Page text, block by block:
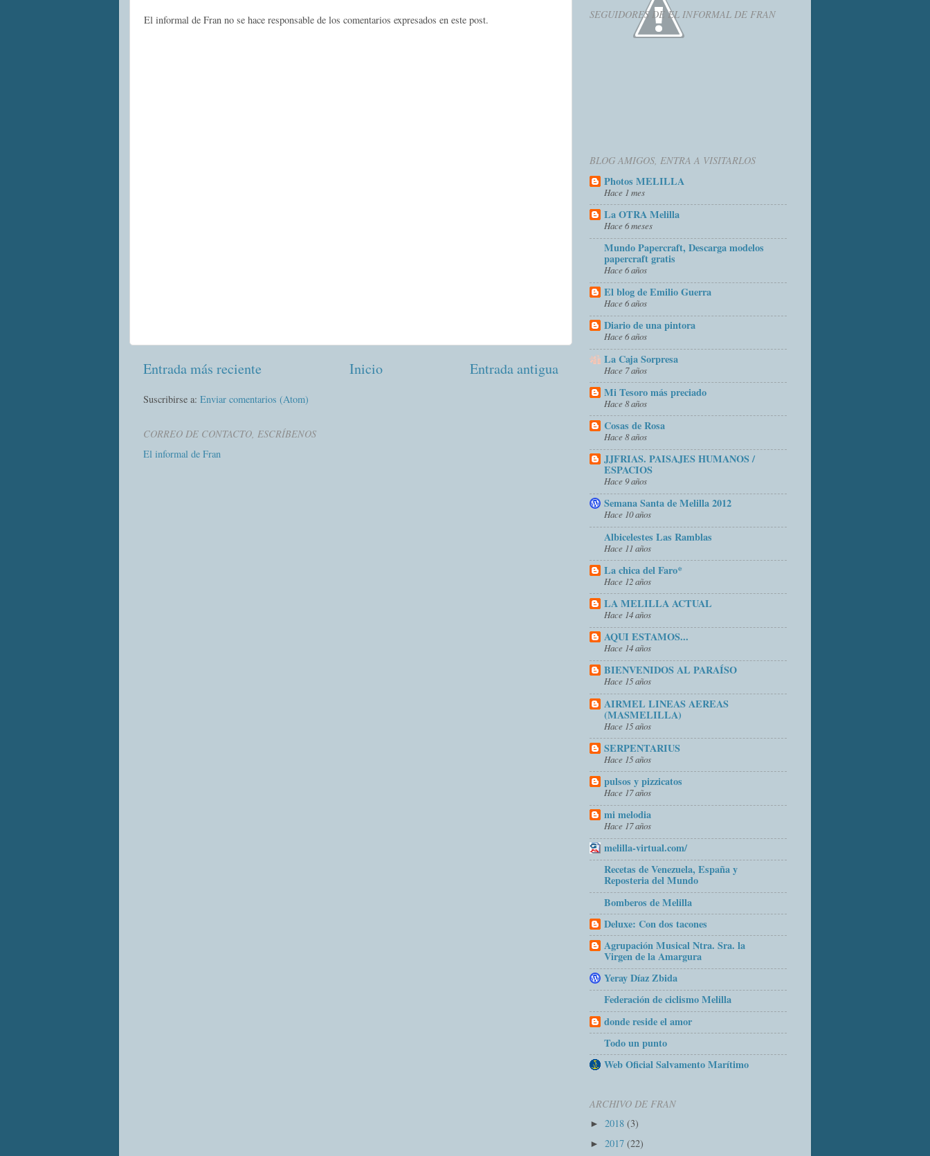
El informal de Fran no se hace responsable de los comentarios expresados en este post.
Entrada más reciente Entrada antigua
Inicio
Suscribirse a: Enviar comentarios (Atom)
CORREO DE CONTACTO, ESCRÍBENOS
El informal de Fran
SEGUIDORES DE EL INFORMAL DE FRAN
BLOG AMIGOS, ENTRA A VISITARLOS
Photos MELILLA
Hace 1 mes
La OTRA Melilla
Hace 6 meses
Mundo Papercraft, Descarga modelos
papercraft gratis
Hace 6 años
El blog de Emilio Guerra
Hace 6 años
Diario de una pintora
Hace 6 años
La Caja Sorpresa
Hace 7 años
Mi Tesoro más preciado
Hace 8 años
Cosas de Rosa
Hace 8 años
JJFRIAS. PAISAJES HUMANOS /
ESPACIOS
Hace 9 años
Semana Santa de Melilla 2012
Hace 10 años
Albicelestes Las Ramblas
Hace 11 años
La chica del Faro*
Hace 12 años
LA MELILLA ACTUAL
Hace 14 años
AQUI ESTAMOS...
Hace 14 años
BIENVENIDOS AL PARAÍSO
Hace 15 años
AIRMEL LINEAS AEREAS
(MASMELILLA)
Hace 15 años
SERPENTARIUS
Hace 15 años
pulsos y pizzicatos
Hace 17 años
mi melodia
Hace 17 años
melilla-virtual.com/
Recetas de Venezuela, España y
Reposteria del Mundo
Bomberos de Melilla
Deluxe: Con dos tacones
Agrupación Musical Ntra. Sra. la
Virgen de la Amargura
Yeray Díaz Zbida
Federación de ciclismo Melilla
donde reside el amor
Todo un punto
Web Oficial Salvamento Marítimo
ARCHIVO DE FRAN
► 2018 (3)
► 2017 (22)